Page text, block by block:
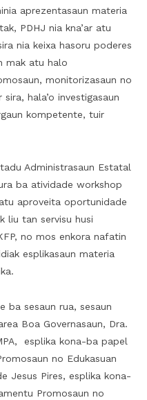
aprezentasaun materia
PDHJ nia kna’ar atu
nia keixa hasoru poderes
mak atu halo
monitorizasaun no
hala’o investigasaun
kompetente, tuir
Administrasaun Estatal
ba atividade workshop
aproveita oportunidade
liu tan servisu husi
no mos enkora nafatin
esplikasaun materia
ba sesaun rua, sesaun
Boa Governasaun, Dra.
esplika kona-ba papel
no Edukasuan
Jesus Pires, esplika kona-
Promosaun no